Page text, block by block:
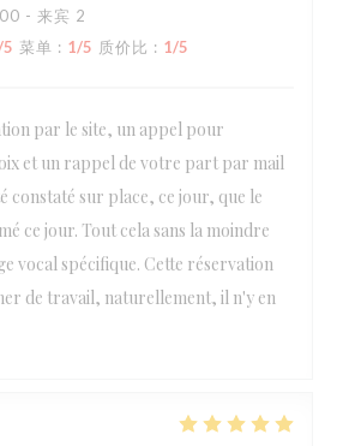
- 来宾 2
菜单 : 1/5 质价比 : 1/5
par le site, un appel pour
et un rappel de votre part par mail
constaté sur place, ce jour, que le
ce jour. Tout cela sans la moindre
vocal spécifique. Cette réservation
de travail, naturellement, il n'y en